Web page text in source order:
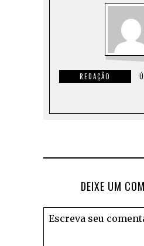
REDAÇÃO
DEIXE UM